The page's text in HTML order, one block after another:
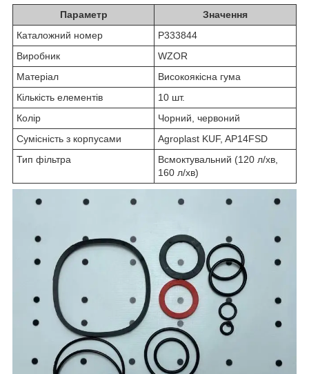
Параметр
Значення
Каталожний номер
P333844
Виробник
WZOR
Матеріал
Високоякісна гума
Кількість елементів
10 шт.
Колір
Чорний, червоний
Сумісність з корпусами
Agroplast KUF, AP14FSD
Тип фільтра
Всмоктувальний (120 л/хв,
160 л/хв)